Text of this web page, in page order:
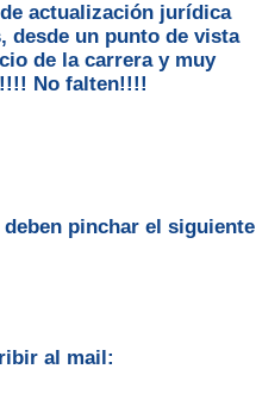
actualización jurídica
desde un punto de vista
de la carrera y muy
No falten!!!!
pinchar el siguiente
al mail: